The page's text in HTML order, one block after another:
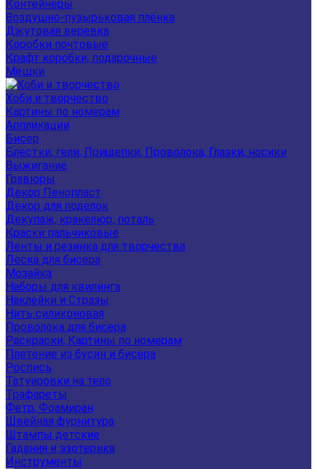
Контейнеры
Воздушно-пузырьковая плёнка
Джутовая веревка
Коробки почтовые
Крафт коробки, подарочные
Мешки
Хоби и творчество
Картины по номерам
Аппликации
Бисер
Блестки, гели, Прищепки, Проволока, Глазки, носики
Выжигание
Гравюры
Декор Пенопласт
Декор для поделок
Декупаж, кракелюр, поталь
Краски пальчиковые
Ленты и резинка для творчества
Леска для бисера
Мозайка
Наборы для квилинга
Наклейки и Стразы
Нить силиконовая
Проволока для бисера
Раскраски, Картины по номерам
Плетение из бусин и бисера
Роспись
Татуировки на тело
Трафареты
Фетр, Фоамиран
Швейная фурнитура
Штампы детские
Гадания и эзотерика
Инструменты